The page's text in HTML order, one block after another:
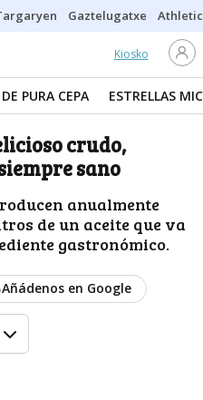
Gaztelugatxe Athletic
Kiosko
DE PURA CEPA ESTRELLAS
crudo,
sano
anualmente
de un aceite que va
gastronómico.
Añádenos en Google